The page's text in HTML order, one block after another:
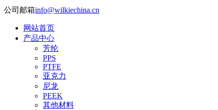
公司邮箱info@wilkiechina.cn
网站首页
产品中心
芳纶
PPS
PTFE
亚克力
尼龙
PEEK
其他材料